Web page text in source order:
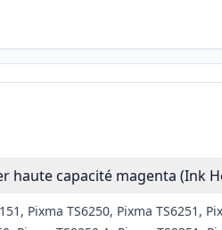
haute capacité magenta (Ink
Pixma TS6250, Pixma TS6251,